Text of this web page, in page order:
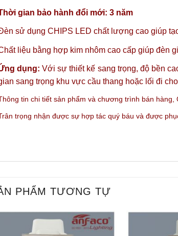
gian bảo hành đổi mới: 3 năm
sử dụng CHIPS LED chất lượng cao giúp
liệu bằng hợp kim nhôm cao cấp giúp đèn
dụng: Với sự thiết kế sang trọng, độ bền
sang trọng khu vực cầu thang hoặc lối đi
tin chi tiết sản phẩm và chương trình bán hàng,
trọng nhận được sự hợp tác quý báu và được
PHẨM TƯƠNG TỰ